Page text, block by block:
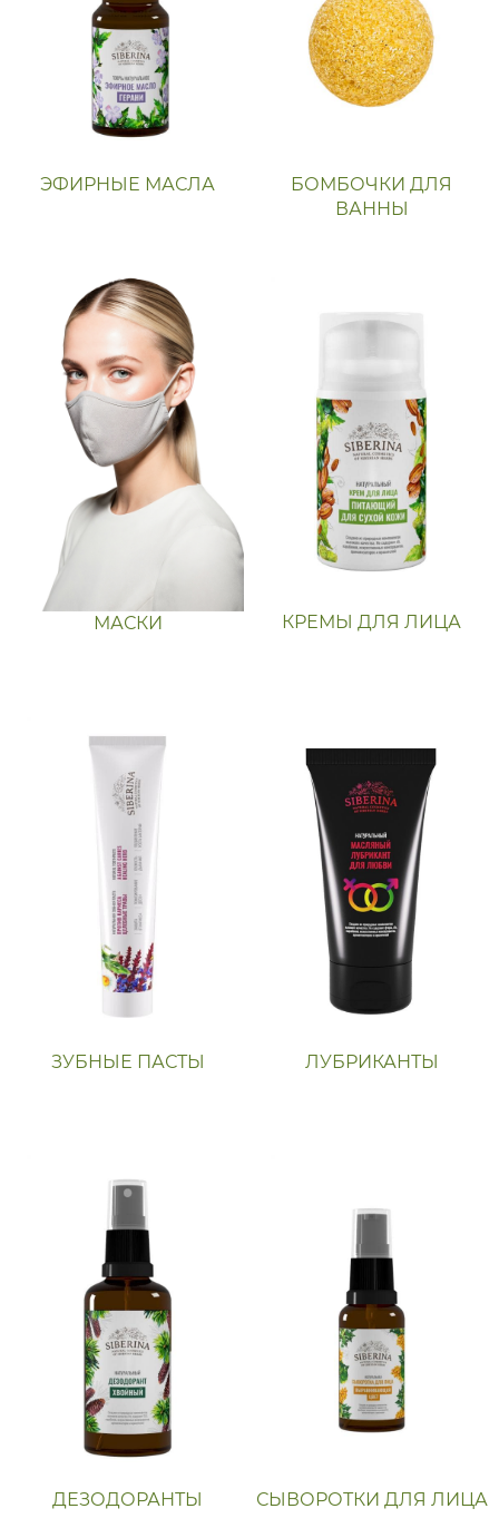
ЭФИРНЫЕ МАСЛА
БОМБОЧКИ ДЛЯ
ВАННЫ
МАСКИ КРЕМЫ ДЛЯ ЛИЦА
ЗУБНЫЕ ПАСТЫ ЛУБРИКАНТЫ
ДЕЗОДОРАНТЫ СЫВОРОТКИ ДЛЯ ЛИЦА